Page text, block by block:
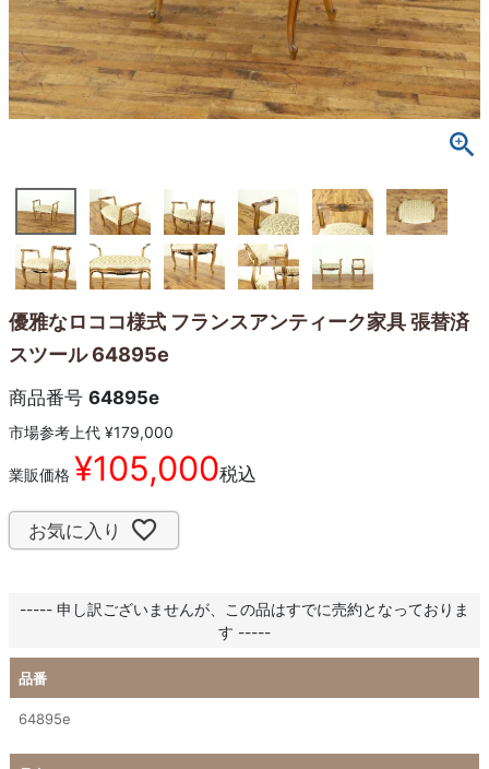
優雅なロココ様式 フランスアンティーク家具 張替済
スツール 64895e
商品番号 64895e
市場参考上代 ¥179,000
業販価格 ¥105,000税込
お気に入り
----- 申し訳ございませんが、この品はすでに売約となっておりま
す -----
品番
64895e